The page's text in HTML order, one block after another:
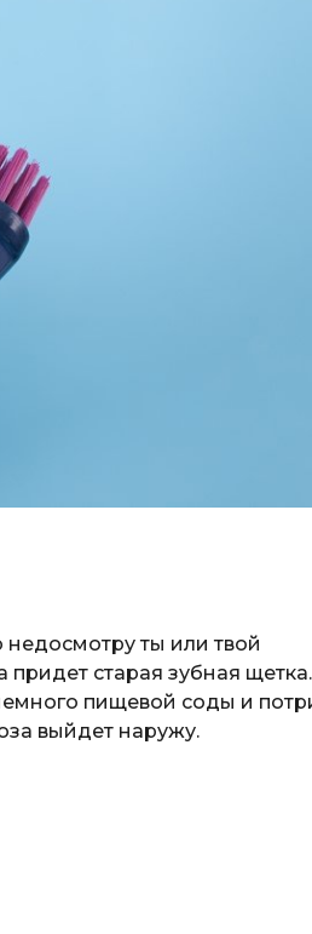
недосмотру ты или твой
старая зубная щетка.
пищевой соды и
выйдет наружу.